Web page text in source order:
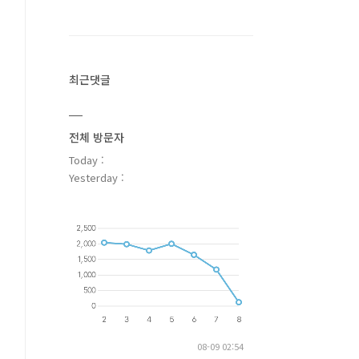
최근댓글
전체 방문자
Today :
Yesterday :
08-09 02:54